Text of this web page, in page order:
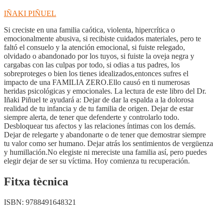
IÑAKI PIÑUEL
Si creciste en una familia caótica, violenta, hipercrítica o
emocionalmente abusiva, si recibiste cuidados materiales, pero te
faltó el consuelo y la atención emocional, si fuiste relegado,
olvidado o abandonado por los tuyos, si fuiste la oveja negra y
cargabas con las culpas por todo, si odias a tus padres, los
sobreproteges o bien los tienes idealizados,entonces sufres el
impacto de una FAMILIA ZERO.Ello causó en ti numerosas
heridas psicológicas y emocionales. La lectura de este libro del Dr.
Iñaki Piñuel te ayudará a: Dejar de dar la espalda a la dolorosa
realidad de tu infancia y de tu familia de origen. Dejar de estar
siempre alerta, de tener que defenderte y controlarlo todo.
Desbloquear tus afectos y las relaciones íntimas con los demás.
Dejar de relegarte y abandonarte o de tener que demostrar siempre
tu valor como ser humano. Dejar atrás los sentimientos de vergüenza
y humillación.No elegiste ni mereciste una familia así, pero puedes
elegir dejar de ser su víctima. Hoy comienza tu recuperación.
Fitxa tècnica
ISBN: 9788491648321